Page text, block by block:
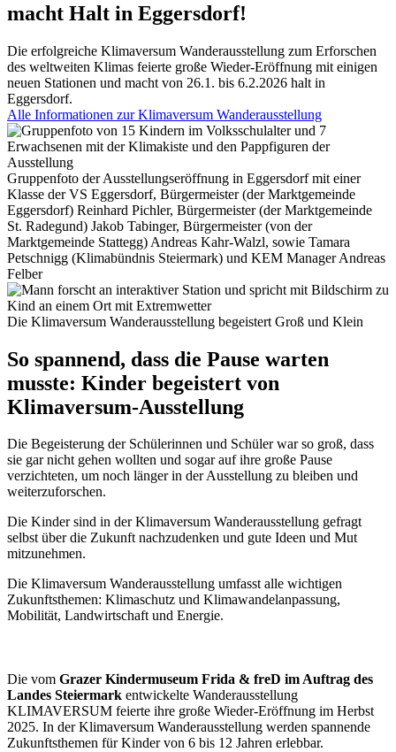
macht Halt in Eggersdorf!
Die erfolgreiche Klimaversum Wanderausstellung zum Erforschen
des weltweiten Klimas feierte große Wieder-Eröffnung mit einigen
neuen Stationen und macht von 26.1. bis 6.2.2026 halt in
Eggersdorf.
Alle Informationen zur Klimaversum Wanderausstellung
Gruppenfoto der Ausstellungseröffnung in Eggersdorf mit einer
Klasse der VS Eggersdorf, Bürgermeister (der Marktgemeinde
Eggersdorf) Reinhard Pichler, Bürgermeister (der Marktgemeinde
St. Radegund) Jakob Tabinger, Bürgermeister (von der
Marktgemeinde Stattegg) Andreas Kahr-Walzl, sowie Tamara
Petschnigg (Klimabündnis Steiermark) und KEM Manager Andreas
Felber
Die Klimaversum Wanderausstellung begeistert Groß und Klein
So spannend, dass die Pause warten
musste: Kinder begeistert von
Klimaversum-Ausstellung
Die Begeisterung der Schülerinnen und Schüler war so groß, dass
sie gar nicht gehen wollten und sogar auf ihre große Pause
verzichteten, um noch länger in der Ausstellung zu bleiben und
weiterzuforschen.
Die Kinder sind in der Klimaversum Wanderausstellung gefragt
selbst über die Zukunft nachzudenken und gute Ideen und Mut
mitzunehmen.
Die Klimaversum Wanderausstellung umfasst alle wichtigen
Zukunftsthemen: Klimaschutz und Klimawandelanpassung,
Mobilität, Landwirtschaft und Energie.
Die vom Grazer Kindermuseum Frida & freD im Auftrag des
Landes Steiermark entwickelte Wanderausstellung
KLIMAVERSUM feierte ihre große Wieder-Eröffnung im Herbst
2025. In der Klimaversum Wanderausstellung werden spannende
Zukunftsthemen für Kinder von 6 bis 12 Jahren erlebbar.